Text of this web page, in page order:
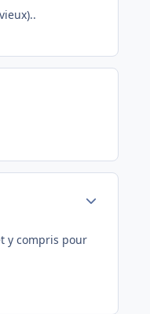
y compris pour